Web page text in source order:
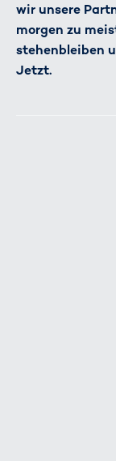
wir unsere
morgen zu
stehenbleiben
Jetzt.